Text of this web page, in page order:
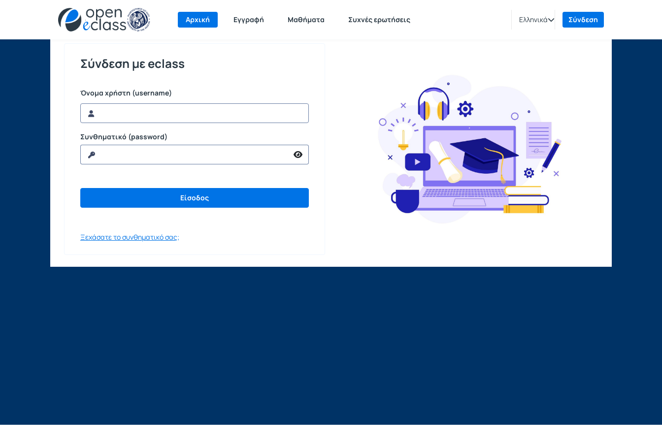
Αρχική Εγγραφή Μαθήματα Συχνές ερωτήσεις Ελληνικά Σύνδεση
Σύνδεση
Σύνδεση με eclass
Όνομα χρήστη (username)
Συνθηματικό (password)
Ξεχάσατε το συνθηματικό σας;